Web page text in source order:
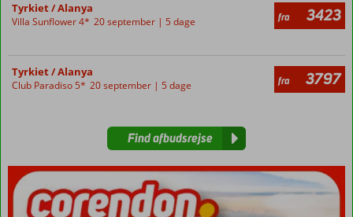
Tyrkiet / Alanya
Villa Sunflower 4* 20 september | 5 dage fra 3423
Tyrkiet / Alanya
Club Paradiso 5* 20 september | 5 dage fra 3797
Find afbudsrejse
Find
flybilletter